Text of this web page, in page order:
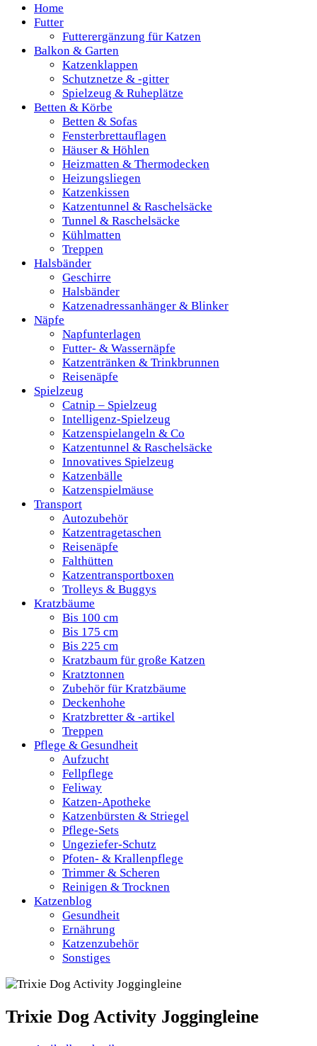
Home
Futter
Futterergänzung für Katzen
Balkon & Garten
Katzenklappen
Schutznetze & -gitter
Spielzeug & Ruheplätze
Betten & Körbe
Betten & Sofas
Fensterbrettauflagen
Häuser & Höhlen
Heizmatten & Thermodecken
Heizungsliegen
Katzenkissen
Katzentunnel & Raschelsäcke
Tunnel & Raschelsäcke
Kühlmatten
Treppen
Halsbänder
Geschirre
Halsbänder
Katzenadressanhänger & Blinker
Näpfe
Napfunterlagen
Futter- & Wassernäpfe
Katzentränken & Trinkbrunnen
Reisenäpfe
Spielzeug
Catnip – Spielzeug
Intelligenz-Spielzeug
Katzenspielangeln & Co
Katzentunnel & Raschelsäcke
Innovatives Spielzeug
Katzenbälle
Katzenspielmäuse
Transport
Autozubehör
Katzentragetaschen
Reisenäpfe
Falthütten
Katzentransportboxen
Trolleys & Buggys
Kratzbäume
Bis 100 cm
Bis 175 cm
Bis 225 cm
Kratzbaum für große Katzen
Kratztonnen
Zubehör für Kratzbäume
Deckenhohe
Kratzbretter & -artikel
Treppen
Pflege & Gesundheit
Aufzucht
Fellpflege
Feliway
Katzen-Apotheke
Katzenbürsten & Striegel
Pflege-Sets
Ungeziefer-Schutz
Pfoten- & Krallenpflege
Trimmer & Scheren
Reinigen & Trocknen
Katzenblog
Gesundheit
Ernährung
Katzenzubehör
Sonstiges
Trixie Dog Activity Joggingleine